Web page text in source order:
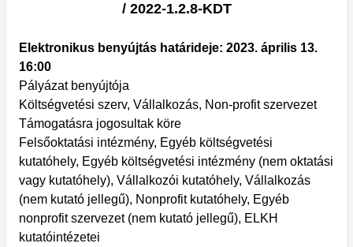
/ 2022-1.2.8-KDT
Elektronikus benyújtás határideje: 2023. április 13.
16:00
Pályázat benyújtója
Költségvetési szerv, Vállalkozás, Non-profit szervezet
Támogatásra jogosultak köre
Felsőoktatási intézmény, Egyéb költségvetési
kutatóhely, Egyéb költségvetési intézmény (nem oktatási
vagy kutatóhely), Vállalkozói kutatóhely, Vállalkozás
(nem kutató jellegű), Nonprofit kutatóhely, Egyéb
nonprofit szervezet (nem kutató jellegű), ELKH
kutatóintézetei